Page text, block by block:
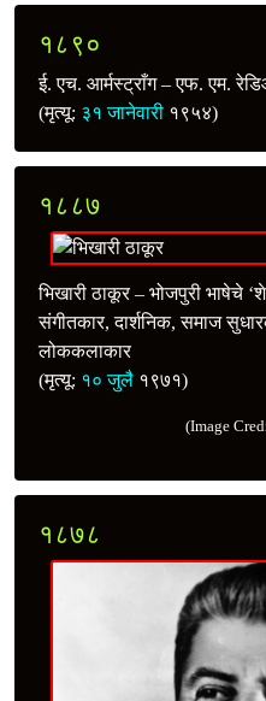
१८९०
ई. एच. आर्मस्ट्राँग – एफ. एम.
(मृत्यू: ३१ जानेवारी १९५४)
१८८७
भिखारी ठाकूर – भोजपुरी भाषेचे
संगीतकार, दार्शनिक, समाज
लोककलाकार
(मृत्यू: १० जुलै १९७१)
(Image
१८७८